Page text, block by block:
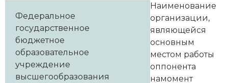
Федеральное
государственное
бюджетное
образовательное
учреждение
высшегообразования
Наименование
организации,
являющейся
основным
местом работы
оппонента
намомент